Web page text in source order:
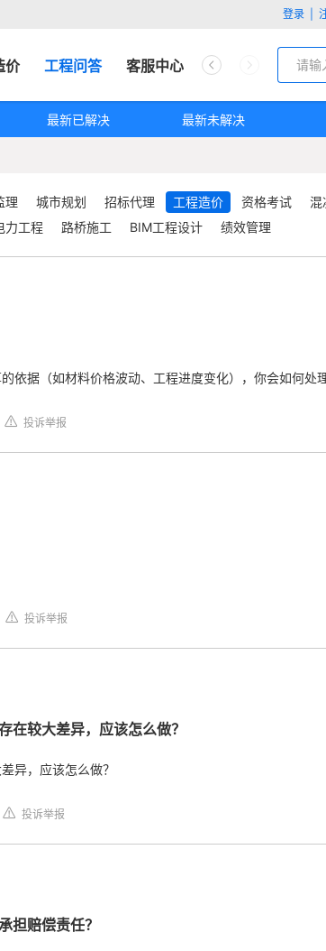
登录
价 工程问答 客服中心
最新已解决 最新未解决
理 城市规划 招标代理 工程造价 资格考试
混
力工程 路桥施工 BIM工程设计 绩效管理
依据（如材料价格波动、工程进度变化），你会如何处理
投诉举报
投诉举报
在较大差异，应该怎么做？
异，应该怎么做？
投诉举报
担赔偿责任？